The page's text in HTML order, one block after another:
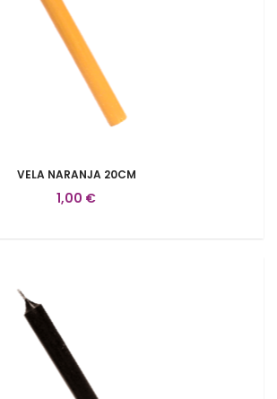
VELA NARANJA 20CM
1,00 €